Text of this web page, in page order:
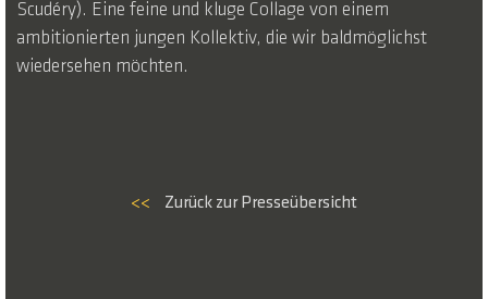
Scudéry). Eine feine und kluge Collage von einem
ambitionierten jungen Kollektiv, die wir baldmöglichst
wiedersehen möchten.
<< Zurück zur Presseübersicht